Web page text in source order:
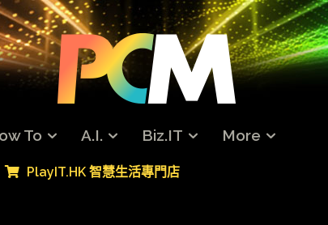
To A.I. Biz.IT More
PlayIT.HK 智慧生活專門店